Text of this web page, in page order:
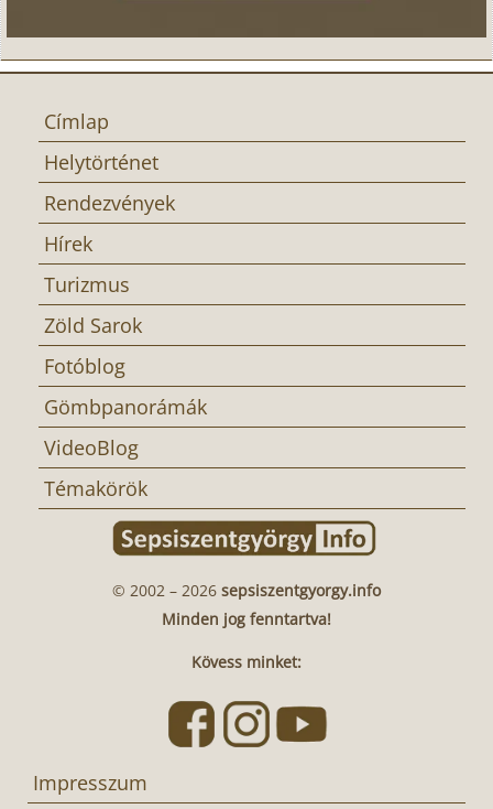
Címlap
Helytörténet
Rendezvények
Hírek
Turizmus
Zöld Sarok
Fotóblog
Gömbpanorámák
VideoBlog
Témakörök
© 2002 – 2026 sepsiszentgyorgy.info
Minden jog fenntartva!
Kövess minket:
Impresszum